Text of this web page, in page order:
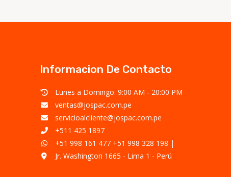
Informacion De Contacto
Lunes a Domingo: 9:00 AM - 20:00 PM
ventas@jospac.com.pe
servicioalcliente@jospac.com.pe
+511 425 1897
+51 998 161 477 +51 998 328 198 |
Jr. Washington 1665 - Lima 1 - Perú